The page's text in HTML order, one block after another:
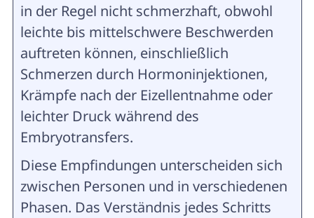
in der Regel nicht schmerzhaft, obwohl
leichte bis mittelschwere Beschwerden
auftreten können, einschließlich
Schmerzen durch Hormoninjektionen,
Krämpfe nach der Eizellentnahme oder
leichter Druck während des
Embryotransfers.
Diese Empfindungen unterscheiden sich
zwischen Personen und in verschiedenen
Phasen. Das Verständnis jedes Schritts